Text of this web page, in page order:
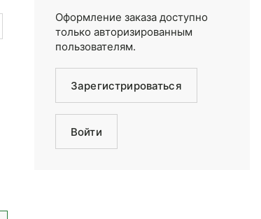
Оформление заказа доступно
только авторизированным
пользователям.
Зарегистрироваться
Войти